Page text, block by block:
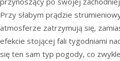
Przy słabym prądzie
atmosferze zatrzymują się,
efekcie stojącej fali tygodniami
się ten sam typ pogody, co